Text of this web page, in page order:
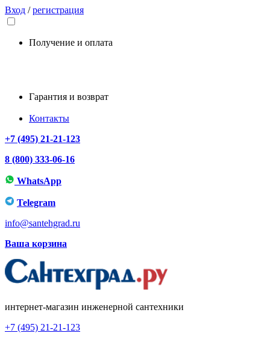
Вход /регистрация
Получение и оплата
Гарантия и возврат
Контакты
+7 (495) 21-21-123
8 (800) 333-06-16
WhatsApp
Telegram
info@santehgrad.ru
Ваша корзина
интернет-магазин инженерной сантехники
+7 (495) 21-21-123